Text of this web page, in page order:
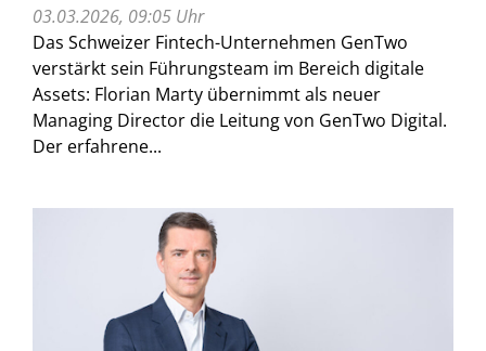
03.03.2026, 09:05 Uhr
Das Schweizer Fintech-Unternehmen GenTwo
verstärkt sein Führungsteam im Bereich digitale
Assets: Florian Marty übernimmt als neuer
Managing Director die Leitung von GenTwo Digital.
Der erfahrene...